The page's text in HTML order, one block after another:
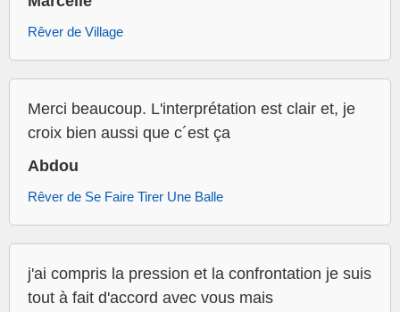
Rêver de Village
Merci beaucoup. L'interprétation est clair et, je
croix bien aussi que c´est ça
Abdou
Rêver de Se Faire Tirer Une Balle
j'ai compris la pression et la confrontation je suis
tout à fait d'accord avec vous mais